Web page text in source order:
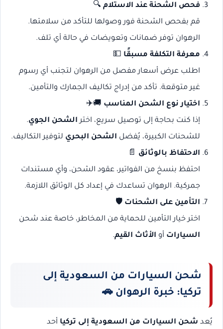
فحص الشحنة عند الاستلام🔍
قم بفحص الشحنة فور وصولها للتأكد من سلامتها.
الرهوان توفر ضمانات وتعويضات في حالة أي تلف.
معرفة التكلفة مسبقًا 💵
اطلب عرض أسعار مفصل من الرهوان لتجنب أي رسوم
غير متوقعة. تأكد من إدراج تكاليف الجمارك والتأمين.
اختيار نوع الشحن المناسب 🚚✈️
إذا كنت بحاجة إلى توصيل سريع، اخترالشحن الجوي.
للشحنات الكبيرة، يُفضل الشحن البحري لتوفير التكاليف.
الاحتفاظ بالوثائق 📄
احتفظ بنسخ من الفواتير، عقود الشحن، وأي مستندات
جمركية. الرهوان تساعدك في إعداد كل الوثائق اللازمة.
التأمين على الشحنات 🛡️
اختر خيار التأمين للحماية من المخاطر، خاصة عند شحن
السيارات أو الأثاث القيم.
شحن السيارات من السعودية إلى
تركيا: خبرة الرهوان 🚗
يُعد شحن السيارات من السعودية إلى تركيا أحد